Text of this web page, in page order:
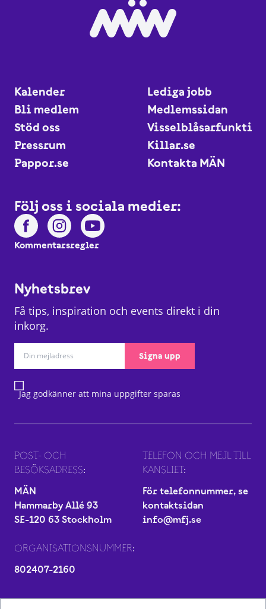
Kalender
Lediga jobb
Bli medlem
Medlemssidan
Stöd oss
Visselblåsarfunktion
Pressrum
Killar.se
Pappor.se
Kontakta MÄN
Följ oss i sociala medier:
Kommentarsregler
Nyhetsbrev
Få tips, inspiration och events direkt i din
inkorg.
Signa upp
Jag godkänner att mina uppgifter sparas
POST- OCH
BESÖKSADRESS:
MÄN
Hammarby Allé 93
SE-120 63 Stockholm
TELEFON OCH MEJL TILL
KANSLIET:
För telefonnummer, se
kontaktsidan
info@mfj.se
ORGANISATIONSNUMMER:
802407-2160